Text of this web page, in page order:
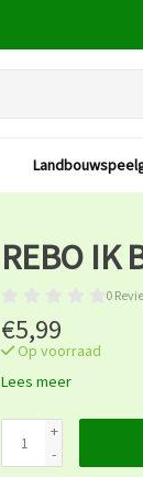
REBO IK
0
€5,99
Op voorraad
Lees meer
+
-